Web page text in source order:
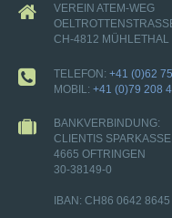
VEREIN ATEM-WEG
CH-4812 MÜHLETHAL
TELEFON: +41 (0)62
MOBIL: +41 (0)79 208
BANKVERBINDUNG:
CLIENTIS
4665 OFTRINGEN
30-38149-0
IBAN: CH86 0642